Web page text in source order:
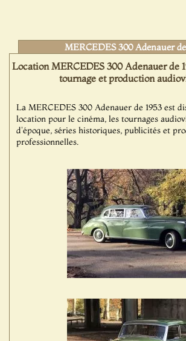
MERCEDES 300 Adenauer
Location MERCEDES 300 Adenauer de
tournage et production
La MERCEDES 300 Adenauer de 1953 est
location pour le cinéma, les tournages
d'époque, séries historiques, publicités et
professionnelles.